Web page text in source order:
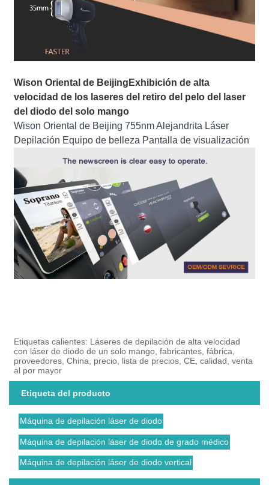
Wison Oriental de Beijing Exhibición de alta
velocidad de los laseres del retiro del pelo del laser
del diodo del solo mango
Wison Oriental de Beijing 755nm Alejandrita Láser
Depilación Equipo de belleza Pantalla de visualización
Etiquetas calientes: Láseres de depilación de alta velocidad
con láser de diodo de un solo mango, fabricantes, fábrica,
proveedores, China, precio, lista de precios, CE, calidad, venta
al por mayor
Etiqueta del producto
Máquina de depilación láser de diodo
Máquina de depilación láser de diodo de grado médico
Máquina de depilación láser de diodo vertical